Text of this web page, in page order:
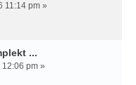
11:14 pm »
...
pm »